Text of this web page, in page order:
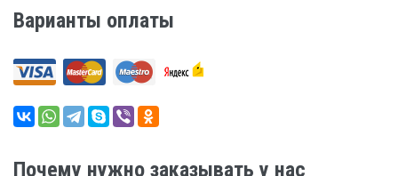
Варианты оплаты
Почему нужно заказывать у нас